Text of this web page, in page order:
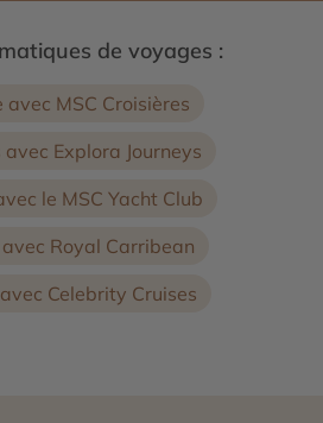
de voyages :
avec MSC Croisières
avec Explora Journeys
le MSC Yacht Club
Royal Carribean
Celebrity Cruises